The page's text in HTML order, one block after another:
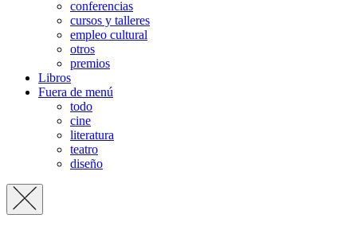
conferencias
cursos y talleres
empleo cultural
otros
premios
Libros
Fuera de menú
todo
cine
literatura
teatro
diseño